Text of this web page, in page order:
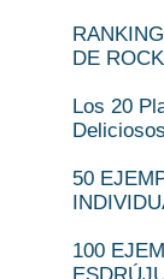
DE
Los 20
Deliciosos
50
100